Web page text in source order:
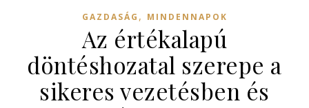
GAZDASÁG , MINDENNAPOK
Az értékalapú
döntéshozatal szerepe a
sikeres vezetésben és